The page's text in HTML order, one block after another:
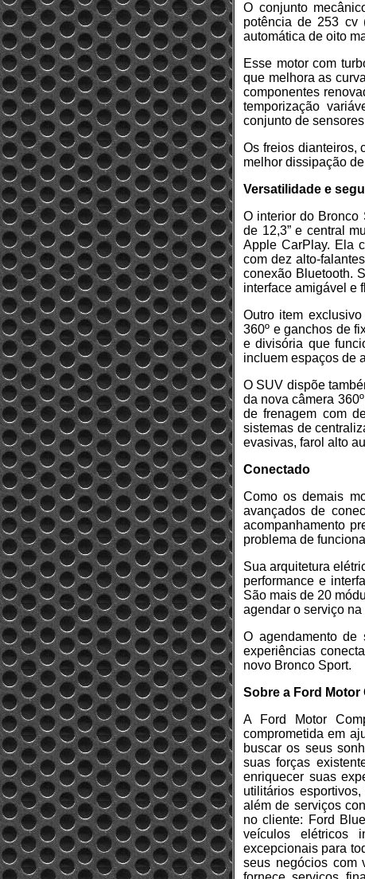
O conjunto
potência de 253 cv
automática de oito
Esse motor com
que melhora as
componentes
temporização
conjunto de
Os freios dianteiros,
melhor dissipação
Versatilidade e
O interior do Bronco
de 12,3” e central
Apple CarPlay. Ela
com dez alto-
conexão Bluetooth.
interface amigável e
Outro item
360º e ganchos de
e divisória que
incluem espaços de
O SUV dispõe
da nova câmera
de frenagem com
sistemas de
evasivas, farol alto
Conectado
Como os demais
avançados de
acompanhamento
problema de
Sua arquitetura
performance e
São mais de 20
agendar o serviço
O agendamento
experiências
novo Bronco Sport.
Sobre a Ford Motor
A Ford Motor
comprometida em
buscar os seus
suas forças
enriquecer suas
utilitários
além de serviços
no cliente: Ford
veículos elétricos
excepcionais para
seus negócios com